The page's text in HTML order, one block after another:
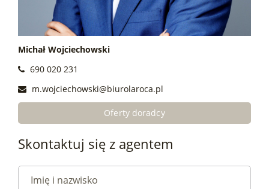
Michał Wojciechowski
690 020 231
m.wojciechowski@biurolaroca.pl
Oferty doradcy
Skontaktuj się z agentem